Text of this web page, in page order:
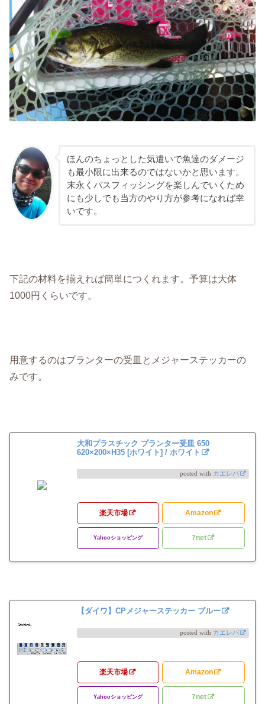
ほんのちょっとした気遣いで魚達のダメージ
も最小限に出来るのではないかと思います。
末永くバスフィッシングを楽しんでいくため
にも少しでも当方のやり方が参考になれば幸
いです。
下記の材料を揃えれば簡単につくれます。予算は大体
1000円くらいです。
用意するのはプランターの受皿とメジャーステッカーの
みです。
大和プラスチック プランター受皿 650
620×200×H35 [ホワイト] / ホワイト
posted with カエレバ
楽天市場 Amazon
Yahooショッピング 7net
【ダイワ】CPメジャーステッカー ブルー
posted with カエレバ
楽天市場 Amazon
Yahooショッピング 7net